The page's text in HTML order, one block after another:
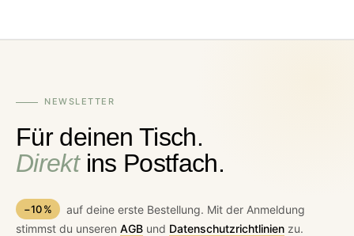
NEWSLETTER
Für deinen Tisch.
Direktins Postfach.
−10 %
auf deine erste Bestellung. Mit der Anmeldung
stimmst du unseren AGB und Datenschutzrichtlinien zu.